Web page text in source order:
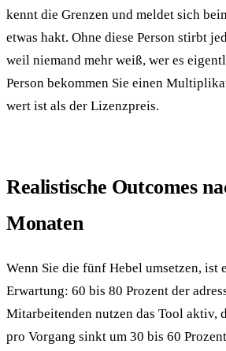
kennt die Grenzen und meldet sich
etwas hakt. Ohne diese Person stirbt
weil niemand mehr weiß, wer es
Person bekommen Sie einen
wert ist als der Lizenz­preis.
Realistische Outcomes
Monaten
Wenn Sie die fünf Hebel umsetzen, ist
Erwartung: 60 bis 80 Prozent der
Mitarbeitenden nutzen das Tool aktiv,
pro Vorgang sinkt um 30 bis 60